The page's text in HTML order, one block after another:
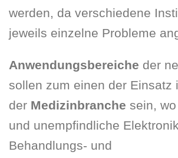
werden, da verschiedene
jeweils einzelne Probleme
Anwendungsbereiche der
sollen zum einen der Einsatz
der Medizinbranche sein,
und unempfindliche
Behandlungs- und